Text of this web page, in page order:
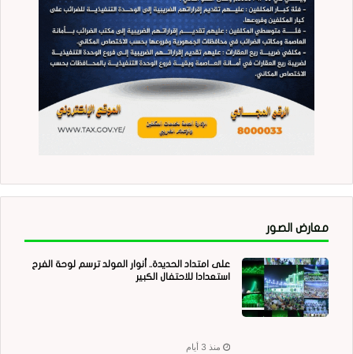
معارض الصور
على امتداد الحديدة.. أنوار المولد ترسم لوحة الفرح
استعدادا للاحتفال الكبير
منذ 3 أيام